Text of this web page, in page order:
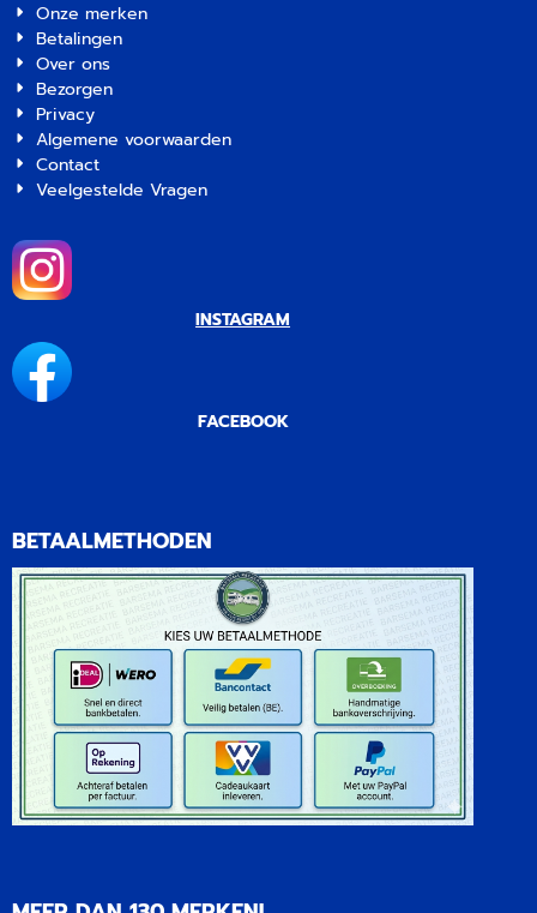
Onze merken
Betalingen
Over ons
Bezorgen
Privacy
Algemene voorwaarden
Contact
Veelgestelde Vragen
INSTAGRAM
FACEBOOK
BETAALMETHODEN